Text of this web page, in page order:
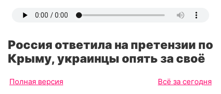
Россия ответила на претензии по
Крыму, украинцы опять за своё
Полная версия Всё за сегодня